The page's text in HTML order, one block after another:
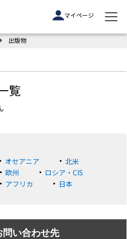
マイページ
出版物
覧
オセアニア
北米
欧州
ロシア・CIS
アフリカ 日本
問い合わせ先